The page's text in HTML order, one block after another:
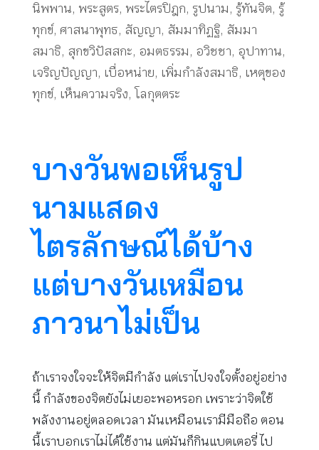
นิพพาน, พระสูตร, พระไตรปิฎก, รูปนาม, รู้ทันจิต, รู้
ทุกข์, ศาสนาพุทธ, สัญญา, สัมมาทิฏฐิ, สัมมา
สมาธิ, สุกขวิปัสสกะ, อมตธรรม, อวิชชา, อุปาทาน,
เจริญปัญญา, เบื่อหน่าย, เพิ่มกำลังสมาธิ, เหตุของ
ทุกข์, เห็นความจริง, โลกุตตระ
บางวันพอเห็นรูป
นามแสดง
ไตรลักษณ์ได้บ้าง
แต่บางวันเหมือน
ภาวนาไม่เป็น
ถ้าเราจงใจจะให้จิตมีกำลัง แต่เราไปจงใจตั้งอยู่อย่าง
นี้ กำลังของจิตยังไม่เยอะพอหรอก เพราะว่าจิตใช้
พลังงานอยู่ตลอดเวลา มันเหมือนเรามีมือถือ ตอน
นี้เราบอกเราไม่ได้ใช้งาน แต่มันก็กินแบตเตอรี่ ไป